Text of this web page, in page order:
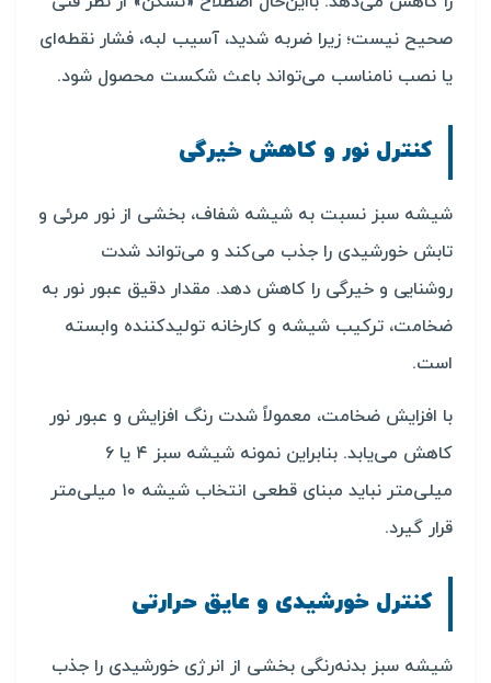
صحیح نیست؛ زیرا ضربه شدید، آسیب لبه، فشار نقطه‌ای
یا نصب نامناسب می‌تواند باعث شکست محصول شود.
کنترل نور و کاهش خیرگی
شیشه سبز نسبت به شیشه شفاف، بخشی از نور مرئی و
تابش خورشیدی را جذب می‌کند و می‌تواند شدت
روشنایی و خیرگی را کاهش دهد. مقدار دقیق عبور نور به
ضخامت، ترکیب شیشه و کارخانه تولیدکننده وابسته
است.
با افزایش ضخامت، معمولاً شدت رنگ افزایش و عبور نور
کاهش می‌یابد. بنابراین نمونه شیشه سبز ۴ یا ۶
میلی‌متر نباید مبنای قطعی انتخاب شیشه ۱۰ میلی‌متر
قرار گیرد.
کنترل خورشیدی و عایق حرارتی
شیشه سبز بدنه‌رنگی بخشی از انرژی خورشیدی را جذب